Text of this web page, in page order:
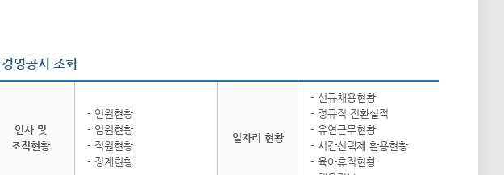
영공시 조회
인사 및
조직현황
- 인원현황
- 임원현황
- 직원현황
- 징계현황
일자리 현황
- 신규채용현황
- 정규직 전환실적
- 유연근무현황
- 시간선택제 활용현황
- 육아휴직현황